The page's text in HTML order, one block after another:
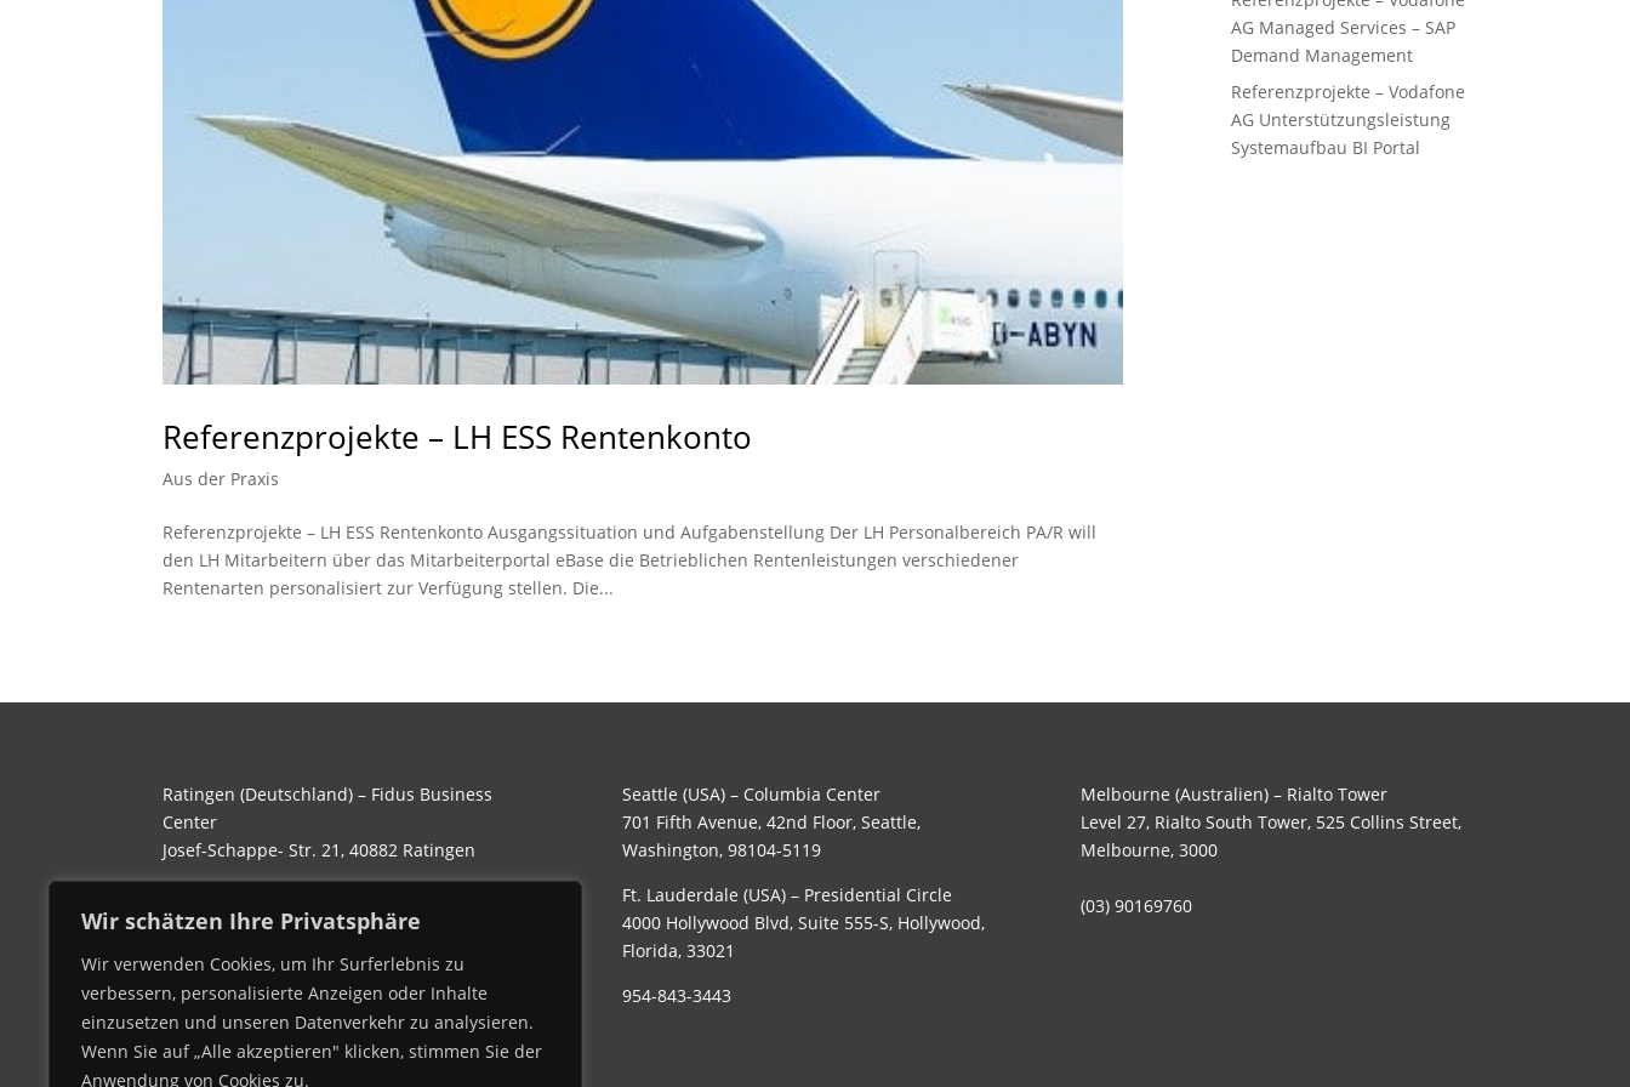
Wir schätzen Ihre Privatsphäre
Wir verwenden Cookies, um Ihr Surferlebnis zu
verbessern, personalisierte Anzeigen oder Inhalte
einzusetzen und unseren Datenverkehr zu analysieren.
Wenn Sie auf „Alle akzeptieren" klicken, stimmen Sie der
Anwendung von Cookies zu.
Referenzprojekte – LH ESS Rentenkonto
Aus der Praxis
Referenzprojekte – LH ESS Rentenkonto Ausgangssituation und Aufgabenstellung Der LH Personalbereich PA/R will
den LH Mitarbeitern über das Mitarbeiterportal eBase die Betrieblichen Rentenleistungen verschiedener
Rentenarten personalisiert zur Verfügung stellen. Die...
AG Managed Services – SAP
Demand Management
Referenzprojekte – Vodafone
AG Unterstützungsleistung
Systemaufbau BI Portal
Ratingen (Deutschland) – Fidus Business
Center
Josef-Schappe- Str. 21, 40882 Ratingen
Theodor-Heuss-Ring 23, 50668 Köln
+49 172 248 088 4
Seattle (USA) – Columbia Center
701 Fifth Avenue, 42nd Floor, Seattle,
Washington, 98104-5119
Ft. Lauderdale (USA) – Presidential Circle
4000 Hollywood Blvd, Suite 555-S, Hollywood,
Florida, 33021
954-843-3443
Melbourne (Australien) – Rialto Tower
Level 27, Rialto South Tower, 525 Collins Street,
Melbourne, 3000
(03) 90169760